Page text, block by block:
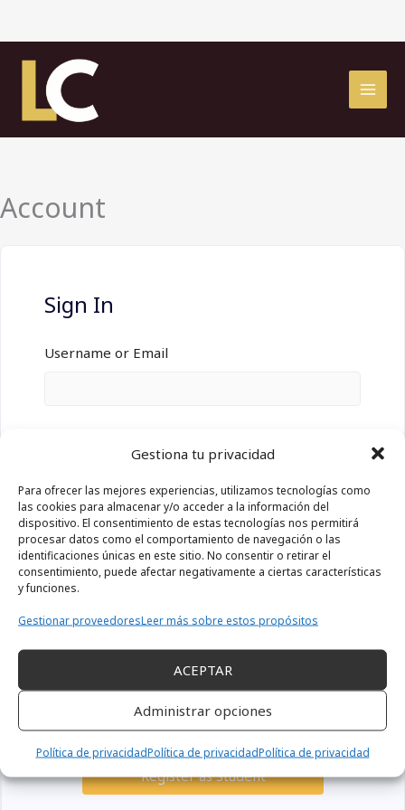
Gestiona tu privacidad
Para ofrecer las mejores experiencias, utilizamos tecnologías como
las cookies para almacenar y/o acceder a la información del
dispositivo. El consentimiento de estas tecnologías nos permitirá
procesar datos como el comportamiento de navegación o las
identificaciones únicas en este sitio. No consentir o retirar el
consentimiento, puede afectar negativamente a ciertas características
y funciones.
Gestionar proveedoresLeer más sobre estos propósitos
ACEPTAR
Administrar opciones
Política de privacidadPolítica de privacidadPolítica de privacidad
contenido
Account
Sign In
Username or Email
Remember me Forgot your password?
SIGN IN
Register
Don't have an account?
Register as Student